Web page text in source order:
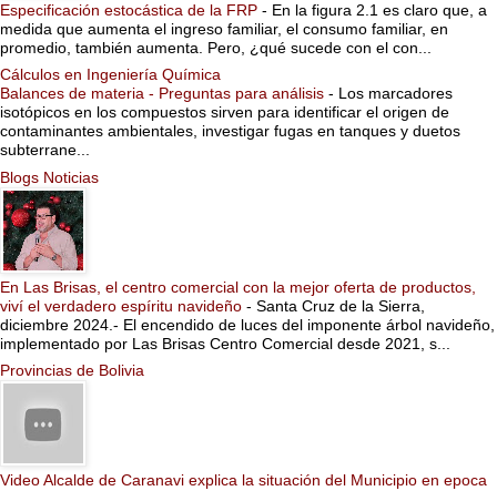
Especificación estocástica de la FRP - En la figura 2.1 es claro que, a
medida que aumenta el ingreso familiar, el consumo familiar, en
promedio, también aumenta. Pero, ¿qué sucede con el con...
Cálculos en Ingeniería Química
Balances de materia - Preguntas para análisis - Los marcadores
isotópicos en los compuestos sirven para identificar el origen de
contaminantes ambientales, investigar fugas en tanques y duetos
subterrane...
Blogs Noticias
En Las Brisas, el centro comercial con la mejor oferta de productos,
viví el verdadero espíritu navideño - Santa Cruz de la Sierra,
diciembre 2024.- El encendido de luces del imponente árbol navideño,
implementado por Las Brisas Centro Comercial desde 2021, s...
Provincias de Bolivia
Video Alcalde de Caranavi explica la situación del Municipio en epoca